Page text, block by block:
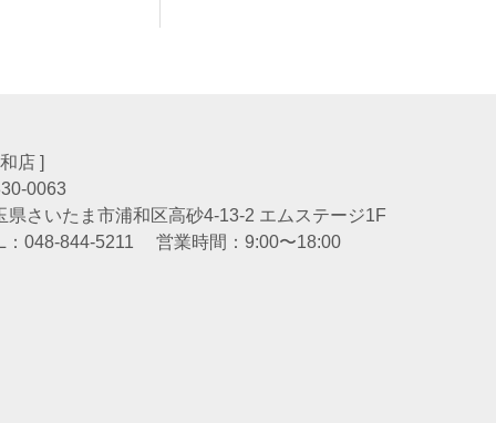
店 ]
0063
県さいたま市浦和区高砂4-13-2 エムステージ1F
048-844-5211 営業時間：9:00〜18:00